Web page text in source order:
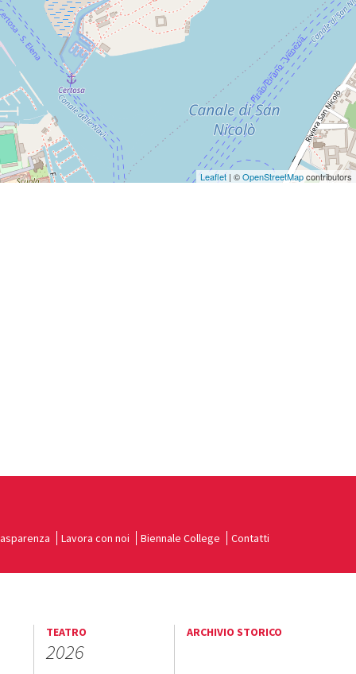
Leaflet | ©OpenStreetMapcontributors
Lavora con noi Biennale College Contatti
TEATRO
2026
ARCHIVIO STORICO